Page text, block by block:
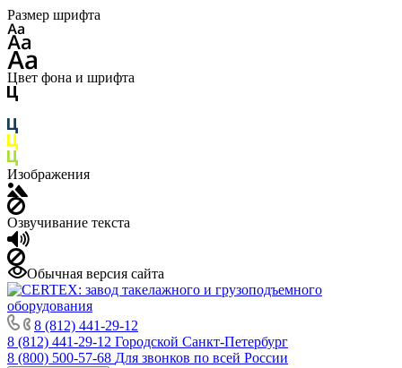
Размер шрифта
Цвет фона и шрифта
Изображения
Озвучивание текста
Обычная версия сайта
8 (812) 441-29-12
8 (812) 441-29-12 Городской Санкт-Петербург
8 (800) 500-57-68 Для звонков по всей России